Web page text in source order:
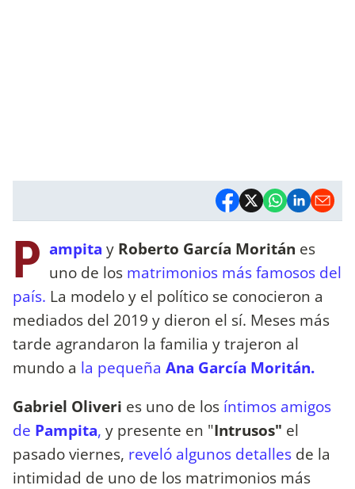
P ampita y Roberto García Moritán es
uno de los matrimonios más famosos del
país. La modelo y el político se conocieron a
mediados del 2019 y dieron el sí. Meses más
tarde agrandaron la familia y trajeron al
mundo a la pequeña Ana García Moritán.
Gabriel Oliveri es uno de los íntimos amigos
de Pampita, y presente en "Intrusos" el
pasado viernes, reveló algunos detalles de la
intimidad de uno de los matrimonios más